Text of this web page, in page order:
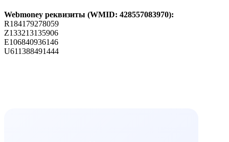
Webmoney реквизиты (WMID: 428557083970):
R184179278059
Z133213135906
E106840936146
U611388491444